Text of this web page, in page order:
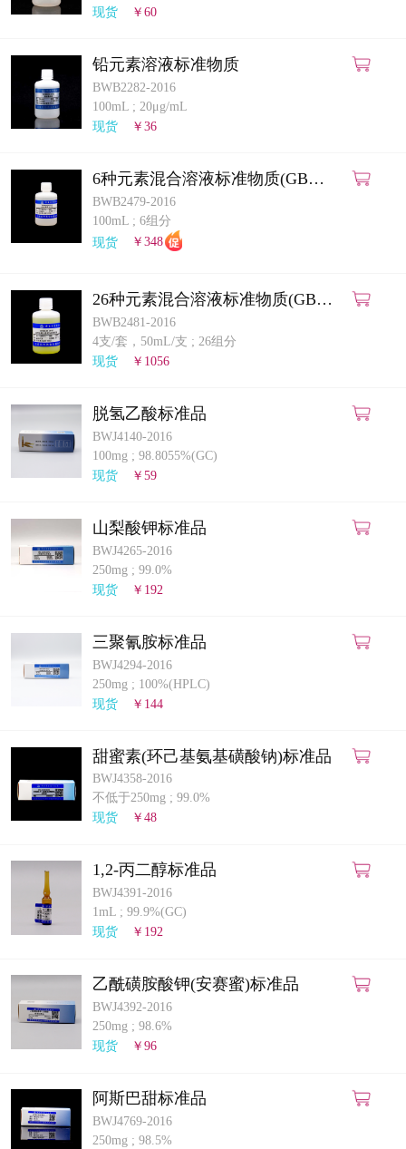
现货
￥60
铅元素溶液标准物质
BWB2282-2016
100mL ; 20μg/mL
现货
￥36
6种元素混合溶液标准物质(GB
5009.268-2025)(ICP-MS法)
BWB2479-2016
100mL ; 6组分
现货
￥348
26种元素混合溶液标准物质(GB
5009.268-2025)(ICP-MS法)
BWB2481-2016
4支/套，50mL/支 ; 26组分
现货
￥1056
脱氢乙酸标准品
BWJ4140-2016
100mg ; 98.8055%(GC)
现货
￥59
山梨酸钾标准品
BWJ4265-2016
250mg ; 99.0%
现货
￥192
三聚氰胺标准品
BWJ4294-2016
250mg ; 100%(HPLC)
现货
￥144
甜蜜素(环己基氨基磺酸钠)标准品
BWJ4358-2016
不低于250mg ; 99.0%
现货
￥48
1,2-丙二醇标准品
BWJ4391-2016
1mL ; 99.9%(GC)
现货
￥192
乙酰磺胺酸钾(安赛蜜)标准品
BWJ4392-2016
250mg ; 98.6%
现货
￥96
阿斯巴甜标准品
BWJ4769-2016
250mg ; 98.5%
公司主页
购物车
会员中心
联系我们
返回主页